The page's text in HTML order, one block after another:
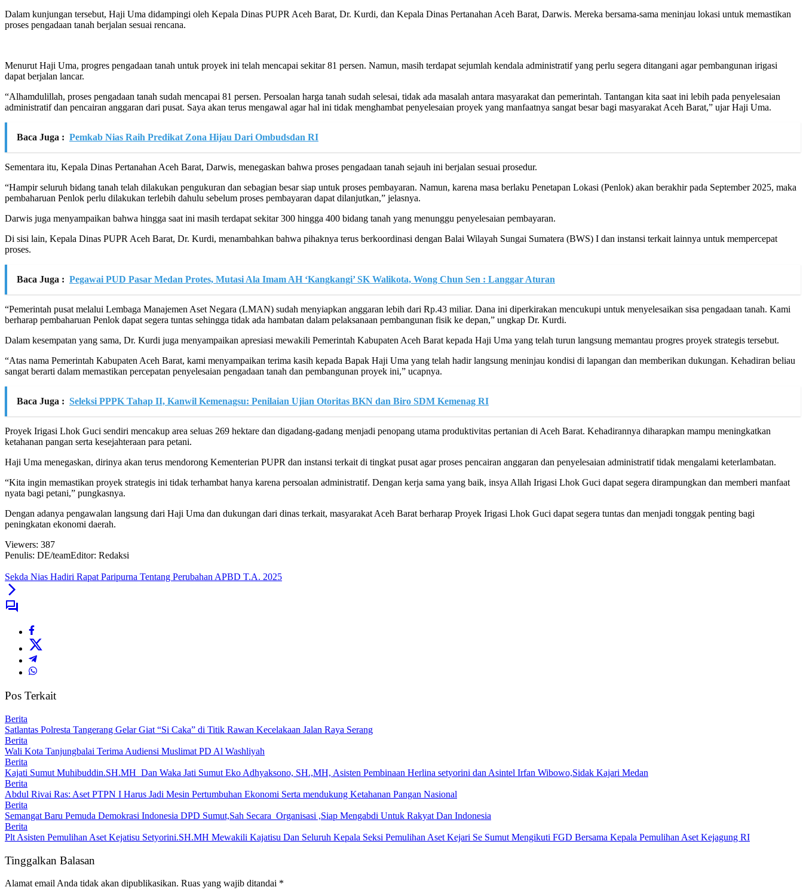
Dalam kunjungan tersebut, Haji Uma didampingi oleh Kepala Dinas PUPR Aceh Barat, Dr. Kurdi, dan Kepala Dinas Pertanahan Aceh Barat, Darwis. Mereka bersama-sama meninjau lokasi untuk memastikan
proses pengadaan tanah berjalan sesuai rencana.
Menurut Haji Uma, progres pengadaan tanah untuk proyek ini telah mencapai sekitar 81 persen. Namun, masih terdapat sejumlah kendala administratif yang perlu segera ditangani agar pembangunan irigasi
dapat berjalan lancar.
“Alhamdulillah, proses pengadaan tanah sudah mencapai 81 persen. Persoalan harga tanah sudah selesai, tidak ada masalah antara masyarakat dan pemerintah. Tantangan kita saat ini lebih pada penyelesaian
administratif dan pencairan anggaran dari pusat. Saya akan terus mengawal agar hal ini tidak menghambat penyelesaian proyek yang manfaatnya sangat besar bagi masyarakat Aceh Barat,” ujar Haji Uma.
Baca Juga : Pemkab Nias Raih Predikat Zona Hijau Dari Ombudsdan RI
Sementara itu, Kepala Dinas Pertanahan Aceh Barat, Darwis, menegaskan bahwa proses pengadaan tanah sejauh ini berjalan sesuai prosedur.
“Hampir seluruh bidang tanah telah dilakukan pengukuran dan sebagian besar siap untuk proses pembayaran. Namun, karena masa berlaku Penetapan Lokasi (Penlok) akan berakhir pada September 2025, maka
pembaharuan Penlok perlu dilakukan terlebih dahulu sebelum proses pembayaran dapat dilanjutkan,” jelasnya.
Darwis juga menyampaikan bahwa hingga saat ini masih terdapat sekitar 300 hingga 400 bidang tanah yang menunggu penyelesaian pembayaran.
Di sisi lain, Kepala Dinas PUPR Aceh Barat, Dr. Kurdi, menambahkan bahwa pihaknya terus berkoordinasi dengan Balai Wilayah Sungai Sumatera (BWS) I dan instansi terkait lainnya untuk mempercepat
proses.
Baca Juga : Pegawai PUD Pasar Medan Protes, Mutasi Ala Imam AH ‘Kangkangi’ SK Walikota, Wong Chun Sen : Langgar Aturan
“Pemerintah pusat melalui Lembaga Manajemen Aset Negara (LMAN) sudah menyiapkan anggaran lebih dari Rp.43 miliar. Dana ini diperkirakan mencukupi untuk menyelesaikan sisa pengadaan tanah. Kami
berharap pembaharuan Penlok dapat segera tuntas sehingga tidak ada hambatan dalam pelaksanaan pembangunan fisik ke depan,” ungkap Dr. Kurdi.
Dalam kesempatan yang sama, Dr. Kurdi juga menyampaikan apresiasi mewakili Pemerintah Kabupaten Aceh Barat kepada Haji Uma yang telah turun langsung memantau progres proyek strategis tersebut.
“Atas nama Pemerintah Kabupaten Aceh Barat, kami menyampaikan terima kasih kepada Bapak Haji Uma yang telah hadir langsung meninjau kondisi di lapangan dan memberikan dukungan. Kehadiran beliau
sangat berarti dalam memastikan percepatan penyelesaian pengadaan tanah dan pembangunan proyek ini,” ucapnya.
Baca Juga : Seleksi PPPK Tahap II, Kanwil Kemenagsu: Penilaian Ujian Otoritas BKN dan Biro SDM Kemenag RI
Proyek Irigasi Lhok Guci sendiri mencakup area seluas 269 hektare dan digadang-gadang menjadi penopang utama produktivitas pertanian di Aceh Barat. Kehadirannya diharapkan mampu meningkatkan
ketahanan pangan serta kesejahteraan para petani.
Haji Uma menegaskan, dirinya akan terus mendorong Kementerian PUPR dan instansi terkait di tingkat pusat agar proses pencairan anggaran dan penyelesaian administratif tidak mengalami keterlambatan.
“Kita ingin memastikan proyek strategis ini tidak terhambat hanya karena persoalan administratif. Dengan kerja sama yang baik, insya Allah Irigasi Lhok Guci dapat segera dirampungkan dan memberi manfaat
nyata bagi petani,” pungkasnya.
Dengan adanya pengawalan langsung dari Haji Uma dan dukungan dari dinas terkait, masyarakat Aceh Barat berharap Proyek Irigasi Lhok Guci dapat segera tuntas dan menjadi tonggak penting bagi
peningkatan ekonomi daerah.
Viewers: 387
Penulis: DE/teamEditor: Redaksi
Sekda Nias Hadiri Rapat Paripurna Tentang Perubahan APBD T.A. 2025
Pos Terkait
Berita
Satlantas Polresta Tangerang Gelar Giat “Si Caka” di Titik Rawan Kecelakaan Jalan Raya Serang
Berita
Wali Kota Tanjungbalai Terima Audiensi Muslimat PD Al Washliyah
Berita
Kajati Sumut Muhibuddin.SH.MH Dan Waka Jati Sumut Eko Adhyaksono, SH.,MH, Asisten Pembinaan Herlina setyorini dan Asintel Irfan Wibowo,Sidak Kajari Medan
Berita
Abdul Rivai Ras: Aset PTPN I Harus Jadi Mesin Pertumbuhan Ekonomi Serta mendukung Ketahanan Pangan Nasional
Berita
Semangat Baru Pemuda Demokrasi Indonesia DPD Sumut,Sah Secara Organisasi ,Siap Mengabdi Untuk Rakyat Dan Indonesia
Berita
Plt Asisten Pemulihan Aset Kejatisu Setyorini.SH.MH Mewakili Kajatisu Dan Seluruh Kepala Seksi Pemulihan Aset Kejari Se Sumut Mengikuti FGD Bersama Kepala Pemulihan Aset Kejagung RI
Tinggalkan Balasan
Alamat email Anda tidak akan dipublikasikan. Ruas yang wajib ditandai *